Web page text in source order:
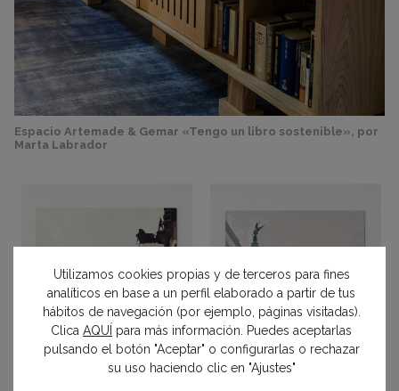
Espacio Artemade & Gemar «Tengo un libro sostenible», por
Marta Labrador
Utilizamos cookies propias y de terceros para fines
analíticos en base a un perfil elaborado a partir de tus
hábitos de navegación (por ejemplo, páginas visitadas).
Clica AQUÍ para más información. Puedes aceptarlas
pulsando el botón "Aceptar" o configurarlas o rechazar
su uso haciendo clic en "Ajustes"